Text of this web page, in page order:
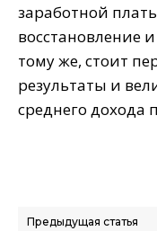
заработной
восстановление
тому же, стоит
результаты и
среднего дохода
Предыдущая статья